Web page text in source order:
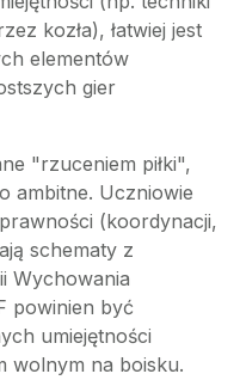
kozła), łatwiej jest
elementów
gier
"rzuceniem piłki",
ambitne. Uczniowie
(koordynacji,
schematy z
Wychowania
powinien być
umiejętności
wolnym na boisku.